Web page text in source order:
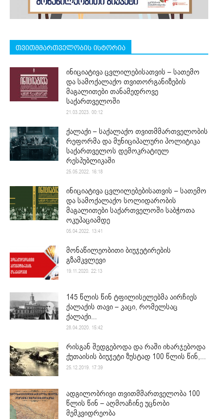
თვითმმართველობის ისტორია
ინიციატივა ცვლილებისათვის – სათემო
და სამოქალაქო თვითორგანიზების
მაგალითები თანამედროვე
საქართველოში
21.03.2023. 00:12
ქალაქი – საქალაქო თვითმმართველობის
რეფორმა და მუნიციპალური პოლიტიკა
საქართველოს დემოკრატიულ
რესპუბლიკაში
25.05.2022. 16:18
ინიციატივა ცვლილებებისათვის – სათემო
და სამოქალაქო სოლიდარობის
მაგალითები საქართველოში საბჭოთა
ოკუპაციამდე
05.04.2022. 13:41
მონაწილეობითი ბიუჯეტირების
გზამკვლევი
19.11.2020. 22:13
145 წლის წინ ტფილისელებმა აირჩიეს
ქალაქის თავი – კაცი, რომელსაც
ქალაქი...
28.04.2020. 15:42
რისგან შედგებოდა და რაში იხარჯებოდა
ქუთაისის ბიუჯეტი ზუსტად 100 წლის წინ,...
25.12.2019. 17:39
ადგილობრივი თვითმმართველობა 100
წლის წინ – აღმოაჩინე უცნობი
მემკვიდრეობა